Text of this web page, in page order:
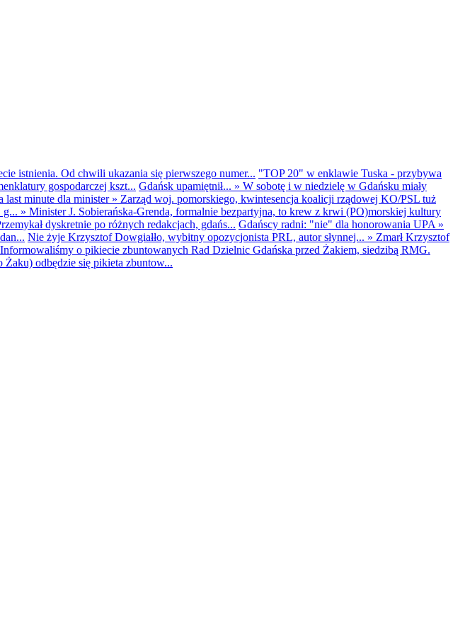
istnienia. Od chwili ukazania się pierwszego numer... "TOP 20" w enklawie Tuska - przybywa
gospodarczej kszt... Gdańsk upamiętnił... » W sobotę i w niedzielę w Gdańsku miały
minute dla minister» Zarząd woj. pomorskiego, kwintesencja koalicji rządowej KO/PSL tuż
g... » Minister J. Sobierańska-Grenda, formalnie bezpartyjna, to krew z krwi (PO)morskiej kultury
dyskretnie po różnych redakcjach, gdańs... Gdańscy radni: "nie" dla honorowania UPA »
Nie żyje Krzysztof Dowgiałło, wybitny opozycjonista PRL, autor słynnej... » Zmarł Krzysztof
Informowaliśmy o pikiecie zbuntowanych Rad Dzielnic Gdańska przed Żakiem, siedzibą RMG.
odbędzie się pikieta zbuntow...